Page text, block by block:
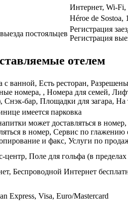
Интернет, Wi-Fi,
Héroe de Sostoa,
постояльцев
Регистрация
Регистрация
отелем
с ванной, Есть ресторан,
номера, , Номера для семей,
бар, Площадки для загара, На
имеется парковка
может доставляться в
в номер, Сервис по
и факс, Услуги по
центр, Поле для гольфа (в
Беспроводной Интернет
Express, Visa, Euro/Mastercard